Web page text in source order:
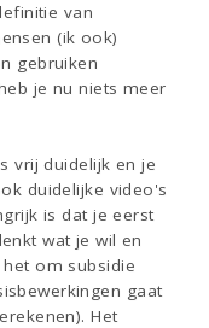
van
(ik ook)
gebruiken
je nu niets meer
vrij duidelijk en je
duidelijke video's
is dat je eerst
wat je wil en
om subsidie
gaat
Het